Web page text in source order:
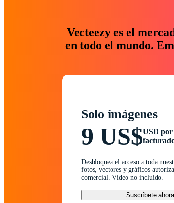
Vecteezy es el
en todo el mundo.
Solo imágenes
9 US$USD por
Desbloquea el acceso a toda
fotos, vectores y gráficos
comercial. Vídeo no incluido.
Suscríbete ahora